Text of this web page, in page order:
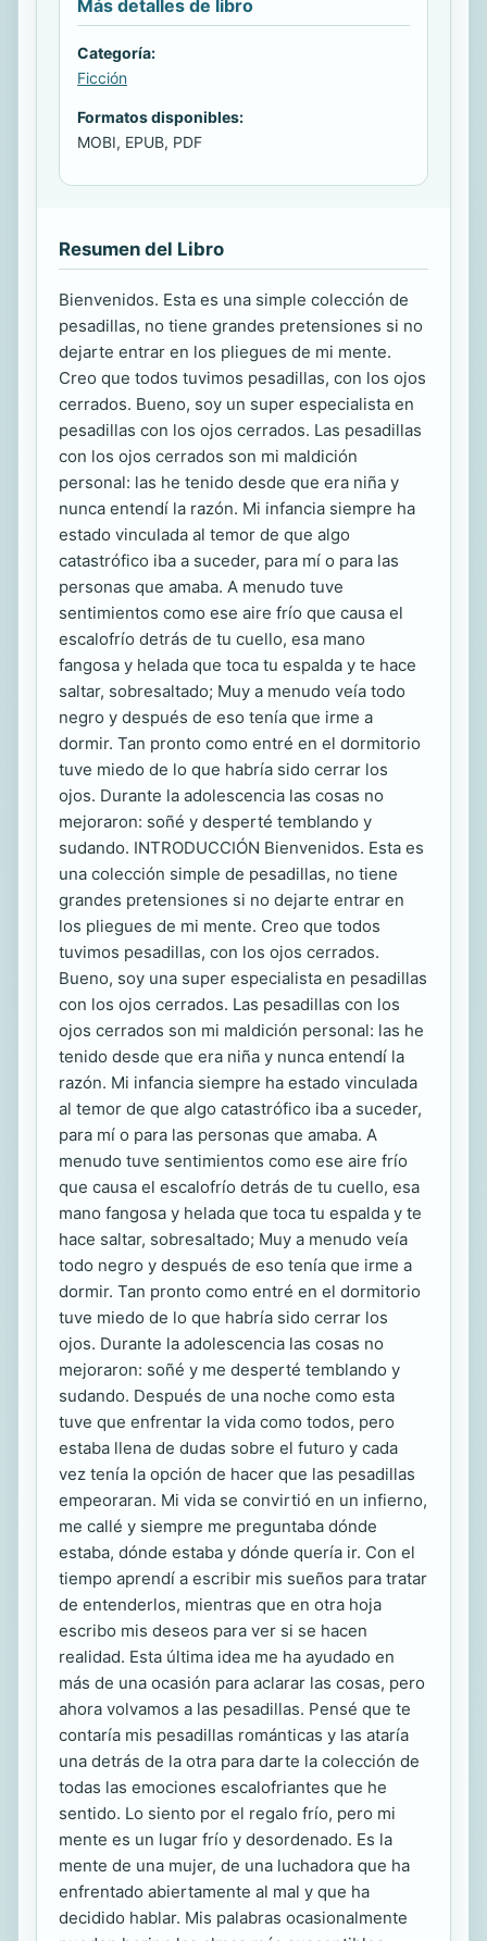
Más detalles de libro
Categoría:
Ficción
Formatos disponibles:
MOBI, EPUB, PDF
Resumen del Libro
Bienvenidos. Esta es una simple colección de
pesadillas, no tiene grandes pretensiones si no
dejarte entrar en los pliegues de mi mente.
Creo que todos tuvimos pesadillas, con los ojos
cerrados. Bueno, soy un super especialista en
pesadillas con los ojos cerrados. Las pesadillas
con los ojos cerrados son mi maldición
personal: las he tenido desde que era niña y
nunca entendí la razón. Mi infancia siempre ha
estado vinculada al temor de que algo
catastrófico iba a suceder, para mí o para las
personas que amaba. A menudo tuve
sentimientos como ese aire frío que causa el
escalofrío detrás de tu cuello, esa mano
fangosa y helada que toca tu espalda y te hace
saltar, sobresaltado; Muy a menudo veía todo
negro y después de eso tenía que irme a
dormir. Tan pronto como entré en el dormitorio
tuve miedo de lo que habría sido cerrar los
ojos. Durante la adolescencia las cosas no
mejoraron: soñé y desperté temblando y
sudando. INTRODUCCIÓN Bienvenidos. Esta es
una colección simple de pesadillas, no tiene
grandes pretensiones si no dejarte entrar en
los pliegues de mi mente. Creo que todos
tuvimos pesadillas, con los ojos cerrados.
Bueno, soy una super especialista en pesadillas
con los ojos cerrados. Las pesadillas con los
ojos cerrados son mi maldición personal: las he
tenido desde que era niña y nunca entendí la
razón. Mi infancia siempre ha estado vinculada
al temor de que algo catastrófico iba a suceder,
para mí o para las personas que amaba. A
menudo tuve sentimientos como ese aire frío
que causa el escalofrío detrás de tu cuello, esa
mano fangosa y helada que toca tu espalda y te
hace saltar, sobresaltado; Muy a menudo veía
todo negro y después de eso tenía que irme a
dormir. Tan pronto como entré en el dormitorio
tuve miedo de lo que habría sido cerrar los
ojos. Durante la adolescencia las cosas no
mejoraron: soñé y me desperté temblando y
sudando. Después de una noche como esta
tuve que enfrentar la vida como todos, pero
estaba llena de dudas sobre el futuro y cada
vez tenía la opción de hacer que las pesadillas
empeoraran. Mi vida se convirtió en un infierno,
me callé y siempre me preguntaba dónde
estaba, dónde estaba y dónde quería ir. Con el
tiempo aprendí a escribir mis sueños para tratar
de entenderlos, mientras que en otra hoja
escribo mis deseos para ver si se hacen
realidad. Esta última idea me ha ayudado en
más de una ocasión para aclarar las cosas, pero
ahora volvamos a las pesadillas. Pensé que te
contaría mis pesadillas románticas y las ataría
una detrás de la otra para darte la colección de
todas las emociones escalofriantes que he
sentido. Lo siento por el regalo frío, pero mi
mente es un lugar frío y desordenado. Es la
mente de una mujer, de una luchadora que ha
enfrentado abiertamente al mal y que ha
decidido hablar. Mis palabras ocasionalmente